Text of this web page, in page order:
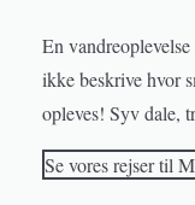
En
ikke beskrive hvor
opleves! Syv dale,
Se vores rejser til